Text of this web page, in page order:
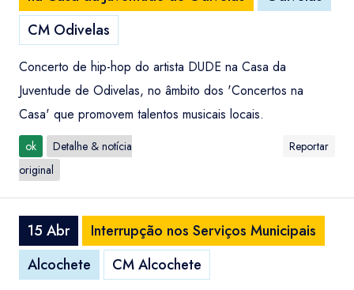
CM Odivelas
Concerto de hip-hop do artista DUDE na Casa da
Juventude de Odivelas, no âmbito dos 'Concertos na
Casa' que promovem talentos musicais locais.
ok
Detalhe & notícia
original
Reportar
15 Abr
Interrupção nos Serviços Municipais
Alcochete
CM Alcochete